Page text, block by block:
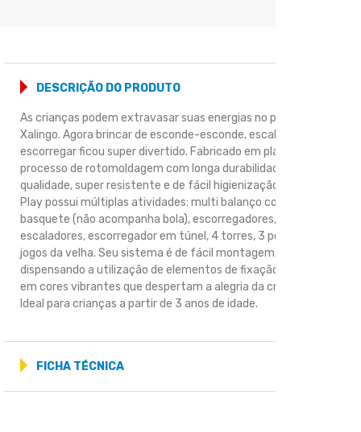
DESCRIÇÃO DO PRODUTO
As crianças podem extravasar suas energias no playground
Xalingo. Agora brincar de esconde-esconde, escalar e
escorregar ficou super divertido. Fabricado em plástico pelo
processo de rotomoldagem com longa durabilidade,
qualidade, super resistente e de fácil higienização, o Grand
Play possui múltiplas atividades: multi balanço com cesta de
basquete (não acompanha bola), escorregadores,
escaladores, escorregador em túnel, 4 torres, 3 pontes e 2
jogos da velha. Seu sistema é de fácil montagem,
dispensando a utilização de elementos de fixação. Produzido
em cores vibrantes que despertam a alegria da criançada.
Ideal para crianças a partir de 3 anos de idade.
FICHA TÉCNICA